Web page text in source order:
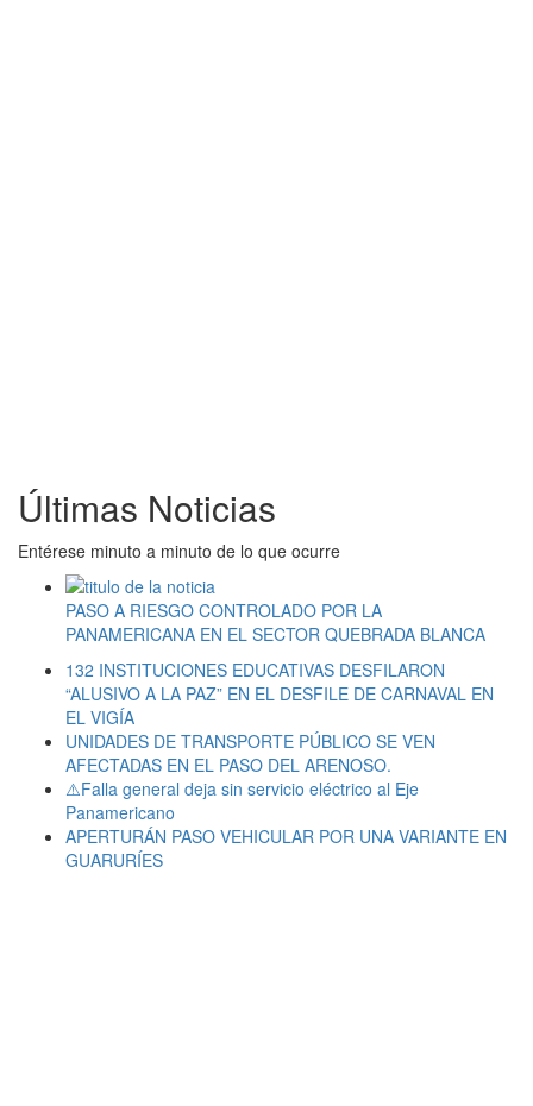
Últimas Noticias
Entérese minuto a minuto de lo que ocurre
PASO A RIESGO CONTROLADO POR LA
PANAMERICANA EN EL SECTOR QUEBRADA BLANCA
132 INSTITUCIONES EDUCATIVAS DESFILARON
“ALUSIVO A LA PAZ” EN EL DESFILE DE CARNAVAL EN
EL VIGÍA
UNIDADES DE TRANSPORTE PÚBLICO SE VEN
AFECTADAS EN EL PASO DEL ARENOSO.
⚠️Falla general deja sin servicio eléctrico al Eje
Panamericano
APERTURÁN PASO VEHICULAR POR UNA VARIANTE EN
GUARURÍES